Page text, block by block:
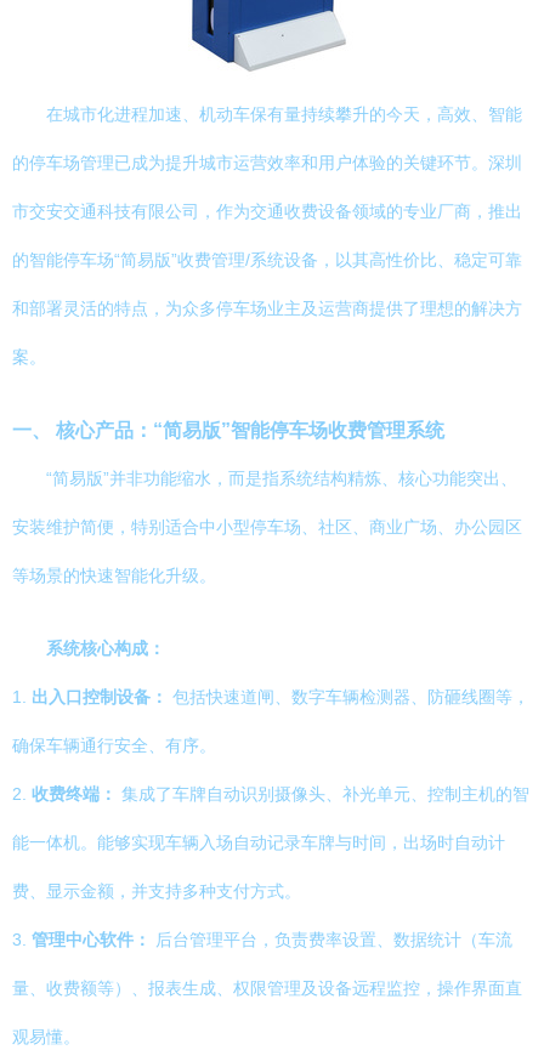
在城市化进程加速、机动车保有量持续攀升的今天，高效、智能
的停车场管理已成为提升城市运营效率和用户体验的关键环节。深圳
市交安交通科技有限公司，作为交通收费设备领域的专业厂商，推出
的智能停车场“简易版”收费管理/系统设备，以其高性价比、稳定可靠
和部署灵活的特点，为众多停车场业主及运营商提供了理想的解决方
案。
一、 核心产品：“简易版”智能停车场收费管理系统
“简易版”并非功能缩水，而是指系统结构精炼、核心功能突出、
安装维护简便，特别适合中小型停车场、社区、商业广场、办公园区
等场景的快速智能化升级。
系统核心构成：
1. 出入口控制设备： 包括快速道闸、数字车辆检测器、防砸线圈等，
确保车辆通行安全、有序。
2. 收费终端： 集成了车牌自动识别摄像头、补光单元、控制主机的智
能一体机。能够实现车辆入场自动记录车牌与时间，出场时自动计
费、显示金额，并支持多种支付方式。
3. 管理中心软件： 后台管理平台，负责费率设置、数据统计（车流
量、收费额等）、报表生成、权限管理及设备远程监控，操作界面直
观易懂。